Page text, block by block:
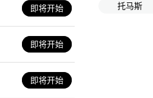
即将开始
即将开始
即将开始
托马斯